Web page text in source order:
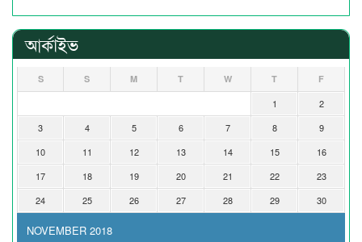
আর্কাইভ
NOVEMBER 2018
S S M T W T F
1
2
3
4 5 6 7 8
9
10
11 12 13 14 15
16
17
18 19 20 21 22
23
24
25 26 27 28 29 30